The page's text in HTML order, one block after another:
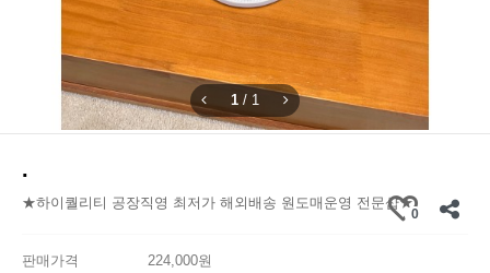
1 / 1
.
★하이퀄리티 공장직영 최저가 해외배송 원도매운영 전문샵★
0
판매가격
224,000원